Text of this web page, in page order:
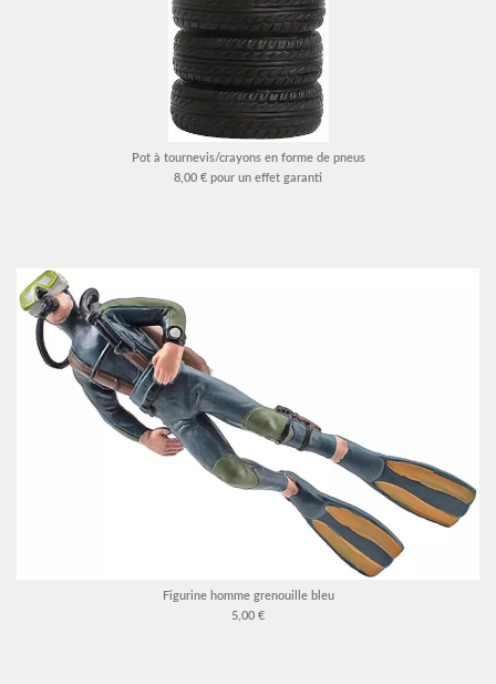
Pot à tournevis/crayons en forme de pneus
8,00 € pour un effet garanti
Figurine homme grenouille bleu
5,00 €